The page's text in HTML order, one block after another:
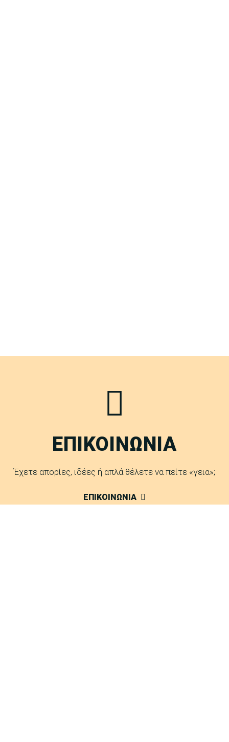
ΕΠΙΚΟΙΝΩΝΙΑ
Έχετε απορίες, ιδέες ή απλά θέλετε να πείτε «γεια»;
ΕΠΙΚΟΙΝΩΝΙΑ